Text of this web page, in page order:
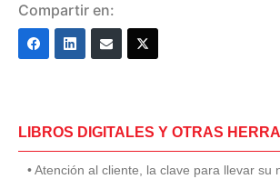
Compartir en:
LIBROS DIGITALES Y OTRAS
• Atención al cliente, la clave para llevar su